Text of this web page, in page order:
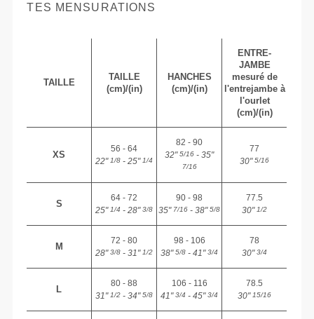
TES MENSURATIONS
TAILLE
TAILLE
(cm)/(in)
HANCHES
(cm)/(in)
ENTRE-
JAMBE
mesuré de
l'entrejambe à
l'ourlet
(cm)/(in)
XS
56 - 64
22"1/8 - 25"1/4
82 - 90
32"5/16 - 35"
7/16
77
30"5/16
S
64 - 72
25"1/4 - 28"3/8
90 - 98
35"7/16 - 38"5/8
77.5
30"1/2
M
72 - 80
28"3/8 - 31"1/2
98 - 106
38"5/8 - 41"3/4
78
30"3/4
L
80 - 88
31"1/2 - 34"5/8
106 - 116
41"3/4 - 45"3/4
78.5
30"15/16